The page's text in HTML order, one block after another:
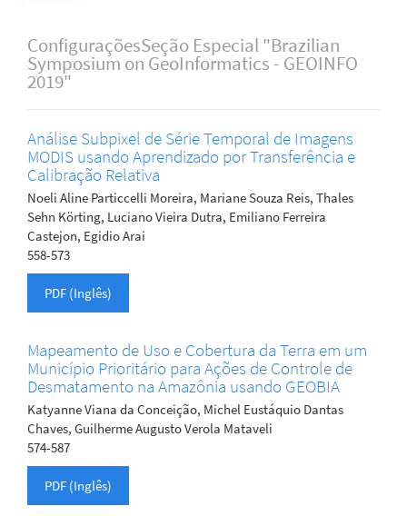
ConfiguraçõesSeção Especial "Brazilian
Symposium on GeoInformatics - GEOINFO
2019"
Análise Subpixel de Série Temporal de Imagens
MODIS usando Aprendizado por Transferência e
Calibração Relativa
Noeli Aline Particcelli Moreira, Mariane Souza Reis, Thales
Sehn Körting, Luciano Vieira Dutra, Emiliano Ferreira
Castejon, Egidio Arai
558-573
PDF (Inglês)
Mapeamento de Uso e Cobertura da Terra em um
Município Prioritário para Ações de Controle de
Desmatamento na Amazônia usando GEOBIA
Katyanne Viana da Conceição, Michel Eustáquio Dantas
Chaves, Guilherme Augusto Verola Mataveli
574-587
PDF (Inglês)